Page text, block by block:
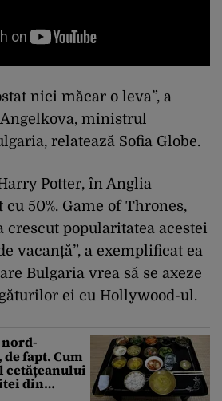
nici măcar o leva”, a
ministrul
relatează Sofia Globe.
Potter, în Anglia
50%. Game of Thrones,
crescut popularitatea acestei
vacanță”, a exemplificat ea
Bulgaria vrea să se axeze
ei cu Hollywood-ul.
nord-
fapt. Cum
cetățeanului
din